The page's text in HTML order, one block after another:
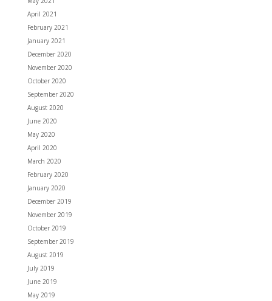
April 2021
February 2021
January 2021
December 2020
November 2020
October 2020
September 2020
August 2020
June 2020
May 2020
April 2020
March 2020
February 2020
January 2020
December 2019
November 2019
October 2019
September 2019
August 2019
July 2019
June 2019
May 2019